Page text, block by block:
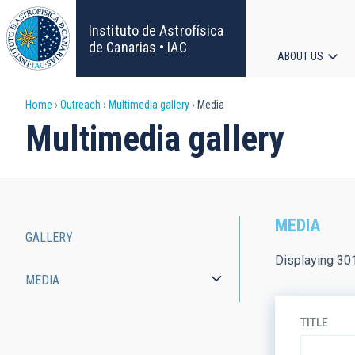
Skip
to
main
content
Instituto de Astrofísica
de Canarias • IAC
ABOUT US
Breadcrumb
Home Outreach Multimedia gallery Media
Multimedia gallery
MEDIA
Displaying
TITLE
navigation
GALLERY
MEDIA